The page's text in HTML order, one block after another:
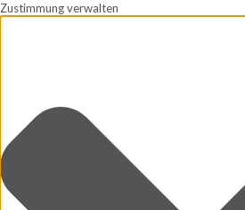
Zustimmung verwalten